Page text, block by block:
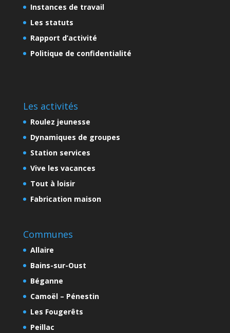
Instances de travail
Les statuts
Rapport d’activité
Politique de confidentialité
Les activités
Roulez jeunesse
Dynamiques de groupes
Station services
Vive les vacances
Tout à loisir
Fabrication maison
Communes
Allaire
Bains-sur-Oust
Béganne
Camoël – Pénestin
Les Fougerêts
Peillac